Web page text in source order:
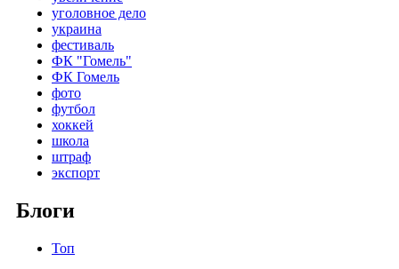
уголовное дело
украина
фестиваль
ФК "Гомель"
ФК Гомель
фото
футбол
хоккей
школа
штраф
экспорт
Блоги
Топ